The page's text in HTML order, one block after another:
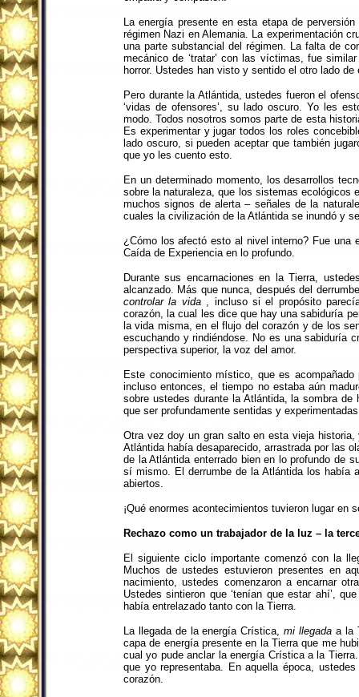
La energía presente en esta etapa de
régimen Nazi en Alemania. La experimentación
una parte substancial del régimen. La falta de
mecánico de ‘tratar’ con las víctimas, fue
horror. Ustedes han visto y sentido el otro lado
Pero durante la Atlántida, ustedes fueron el
‘vidas de ofensores’, su lado oscuro. Yo les
modo. Todos nosotros somos parte de esta
Es experimentar y jugar todos los roles
lado oscuro, si pueden aceptar que también
que yo les cuento esto.
En un determinado momento, los desarrollos
sobre la naturaleza, que los sistemas ecológicos
muchos signos de alerta – señales de la
cuales la civilización de la Atlántida se inundó y
¿Cómo los afectó esto al nivel interno? Fue una
Caída de Experiencia en lo profundo.
Durante sus encarnaciones en la Tierra,
alcanzado. Más que nunca, después del
controlar la vida, incluso si el propósito
corazón, la cual les dice que hay una sabiduría
la vida misma, en el flujo del corazón y de los
escuchando y rindiéndose. No es una sabiduría
perspectiva superior, la voz del amor.
Este conocimiento místico, que es
incluso entonces, el tiempo no estaba aún
sobre ustedes durante la Atlántida, la sombra
que ser profundamente sentidas y
Otra vez doy un gran salto en esta vieja
Atlántida había desaparecido, arrastrada por las
de la Atlántida enterrado bien en lo profundo de
sí mismo. El derrumbe de la Atlántida los había
abiertos.
¡Qué enormes acontecimientos tuvieron lugar en
Rechazo como un trabajador de la luz – la
El siguiente ciclo importante comenzó con la
Muchos de ustedes estuvieron presentes en
nacimiento, ustedes comenzaron a encarnar
Ustedes sintieron que ‘tenían que estar ahí’,
había entrelazado tanto con la Tierra.
La llegada de la energía Crística,mi llegada a la
capa de energía presente en la Tierra que me
cual yo pude anclar la energía Crística a la
que yo representaba. En aquella época,
corazón.